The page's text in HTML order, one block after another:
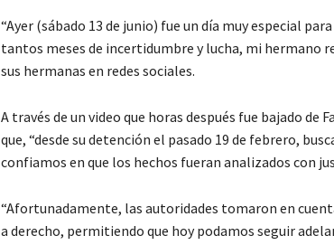
“Ayer (sábado 13 de junio) fue un día muy especial
tantos meses de incertidumbre y lucha, mi hermano
sus hermanas en redes sociales.
A través de un video que horas después fue bajado de
que, “desde su detención el pasado 19 de febrero,
confiamos en que los hechos fueran analizados con
“Afortunadamente, las autoridades tomaron en
a derecho, permitiendo que hoy podamos seguir